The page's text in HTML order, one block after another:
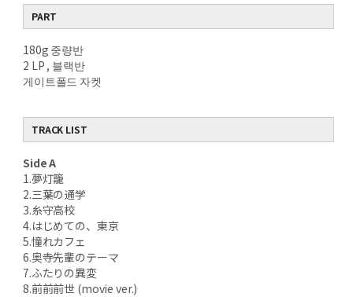
PART
180g 중량반
2 LP , 블랙반
게이트폴드 자켓
TRACK LIST
Side A
1.夢灯籠
2.三葉の通学
3.糸守高校
4.はじめての、東京
5.憧れカフェ
6.奥寺先輩のテーマ
7.ふたりの異変
8.前前前世 (movie ver.)